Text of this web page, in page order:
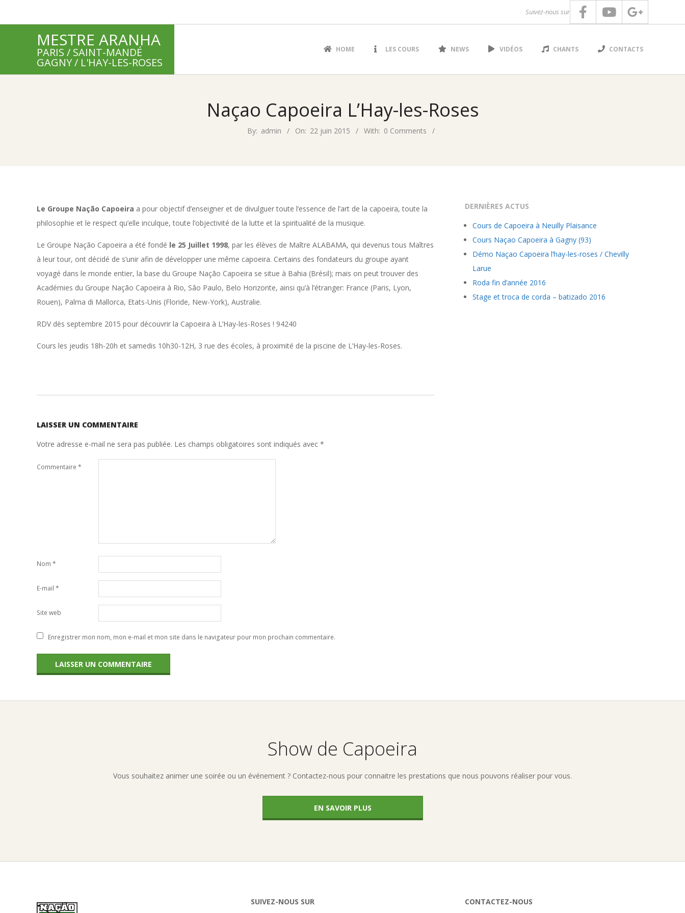
Suivez-nous sur
MESTRE ARANHA
PARIS / SAINT-MANDÉ
GAGNY / L'HAY-LES-ROSES
HOME LES COURS NEWS VIDÉOS CHANTS CONTACTS
Naçao Capoeira L’Hay-les-Roses
By: admin On: 22 juin 2015 With: 0 Comments
Le Groupe Nação Capoeira a pour objectif d’enseigner et de divulguer toute l’essence de l’art de la capoeira, toute la
philosophie et le respect qu’elle inculque, toute l’objectivité de la lutte et la spiritualité de la musique.
Le Groupe Nação Capoeira a été fondé le 25 Juillet 1998, par les élèves de Maître ALABAMA, qui devenus tous Maîtres
à leur tour, ont décidé de s’unir afin de développer une même capoeira. Certains des fondateurs du groupe ayant
voyagé dans le monde entier, la base du Groupe Nação Capoeira se situe à Bahia (Brésil); mais on peut trouver des
Académies du Groupe Nação Capoeira à Rio, Sâo Paulo, Belo Horizonte, ainsi qu’à l’étranger: France (Paris, Lyon,
Rouen), Palma di Mallorca, Etats-Unis (Floride, New-York), Australie.
RDV dès septembre 2015 pour découvrir la Capoeira à L’Hay-les-Roses ! 94240
Cours les jeudis 18h-20h et samedis 10h30-12H, 3 rue des écoles, à proximité de la piscine de L’Hay-les-Roses.
22
LAISSER UN COMMENTAIRE
Votre adresse e-mail ne sera pas publiée. Les champs obligatoires sont indiqués avec *
Commentaire *
Nom *
E-mail *
Site web
Enregistrer mon nom, mon e-mail et mon site dans le navigateur pour mon prochain commentaire.
DERNIÈRES ACTUS
Cours de Capoeira à Neuilly Plaisance
Cours Naçao Capoeira à Gagny (93)
Démo Naçao Capoeira l’hay-les-roses / Chevilly
Larue
Roda fin d’année 2016
Stage et troca de corda – batizado 2016
Show de Capoeira
Vous souhaitez animer une soirée ou un événement ? Contactez-nous pour connaitre les prestations que nous pouvons réaliser pour vous.
EN SAVOIR PLUS
SUIVEZ-NOUS SUR CONTACTEZ-NOUS